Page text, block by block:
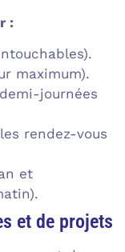
:
maximum).
journées
rendez-vous
et
et de projets